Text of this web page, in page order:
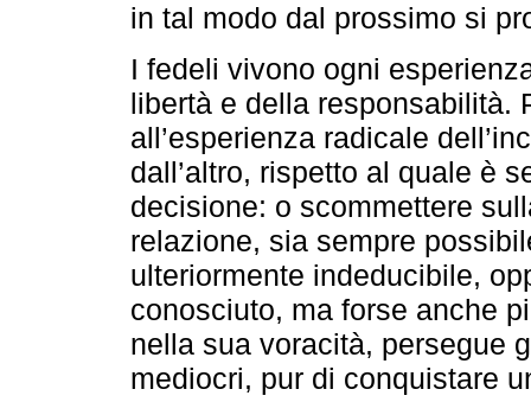
in tal modo dal prossimo si
I fedeli vivono ogni
libertà e della responsabilità.
all’esperienza radicale
dall’altro, rispetto al quale è
decisione: o scommettere
relazione, sia sempre
ulteriormente indeducibile,
conosciuto, ma forse anche
nella sua voracità, persegue
mediocri, pur di conquistare